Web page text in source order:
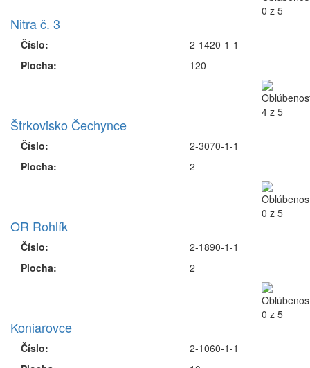
Nitra č. 3
Číslo:
Plocha:
2-1420-1-1
120
Štrkovisko Čechynce
Číslo:
Plocha:
2-3070-1-1
2
OR Rohlík
Číslo:
Plocha:
2-1890-1-1
2
Koniarovce
Číslo:
2-1060-1-1